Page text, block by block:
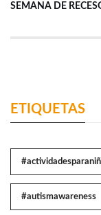
SEMANA DE
ETIQUETAS
#autismawareness